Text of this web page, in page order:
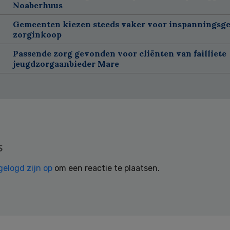
Noaberhuus
Gemeenten kiezen steeds vaker voor
zorginkoop
Passende zorg gevonden voor cliënten van failliete
jeugdzorgaanbieder Mare
zijn op om een reactie te plaatsen.